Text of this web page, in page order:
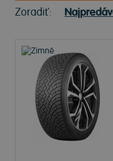
Zoradiť: